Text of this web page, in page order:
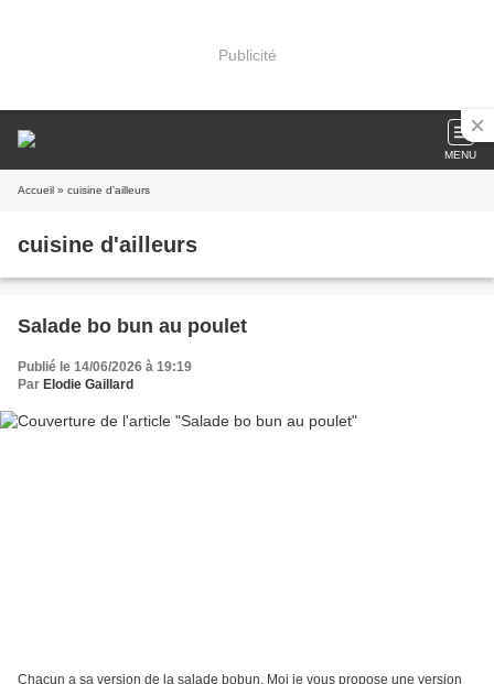
Publicité
MENU
Accueil » cuisine d'ailleurs
cuisine d'ailleurs
Salade bo bun au poulet
Publié le 14/06/2026 à 19:19
Par Elodie Gaillard
Chacun a sa version de la salade bobun. Moi je vous propose une version